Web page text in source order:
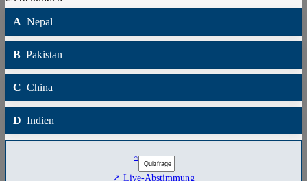
A Nepal
B Pakistan
C China
D Indien
⌂
↗ Live-Abstimmung